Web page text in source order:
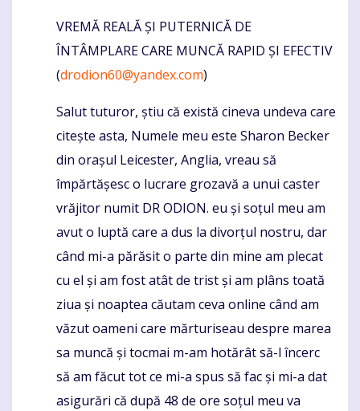
Komentaras
VREMĂ REALĂ ȘI PUTERNICĂ DE
ÎNTÂMPLARE CARE MUNCĂ RAPID ȘI EFECTIV
(drodion60@yandex.com)
Salut tuturor, știu că există cineva undeva care
citește asta, Numele meu este Sharon Becker
din orașul Leicester, Anglia, vreau să
împărtășesc o lucrare grozavă a unui caster
vrăjitor numit DR ODION. eu și soțul meu am
avut o luptă care a dus la divorțul nostru, dar
când mi-a părăsit o parte din mine am plecat
cu el și am fost atât de trist și am plâns toată
ziua și noaptea căutam ceva online când am
văzut oameni care mărturiseau despre marea
sa muncă și tocmai m-am hotărât să-l încerc
să am făcut tot ce mi-a spus să fac și mi-a dat
asigurări că după 48 de ore soțul meu va